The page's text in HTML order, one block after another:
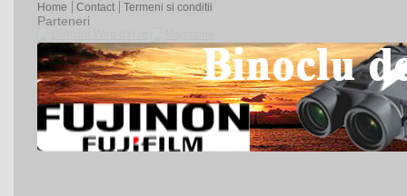
Home
Contact Termeni si conditii
Parteneri